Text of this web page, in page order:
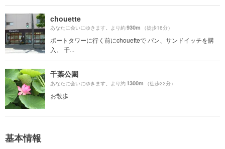
chouette
あなたに会いにゆきます。より約930m （徒歩16分）
ポートタワーに行く前にchouetteで パン、サンドイッチを購
入。 千...
千葉公園
あなたに会いにゆきます。より約1300m （徒歩22分）
お散歩
基本情報